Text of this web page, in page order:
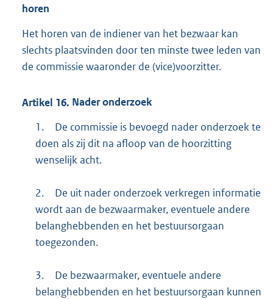
horen
Het horen van de indiener van het bezwaar kan
slechts plaatsvinden door ten minste twee leden van
de commissie waaronder de (vice)voorzitter.
Artikel 16. Nader onderzoek
1.
De commissie is bevoegd nader onderzoek te
doen als zij dit na afloop van de hoorzitting
wenselijk acht.
2.
De uit nader onderzoek verkregen informatie
wordt aan de bezwaarmaker, eventuele andere
belanghebbenden en het bestuursorgaan
toegezonden.
3.
De bezwaarmaker, eventuele andere
belanghebbenden en het bestuursorgaan kunnen